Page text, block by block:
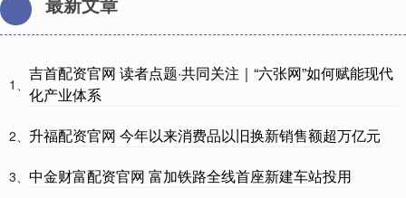
1、
吉首配资官网 读者点题·共同关注｜“六张网”如何赋能现代
化产业体系
2、 升福配资官网 今年以来消费品以旧换新销售额超万亿元
3、 中金财富配资官网 富加铁路全线首座新建车站投用